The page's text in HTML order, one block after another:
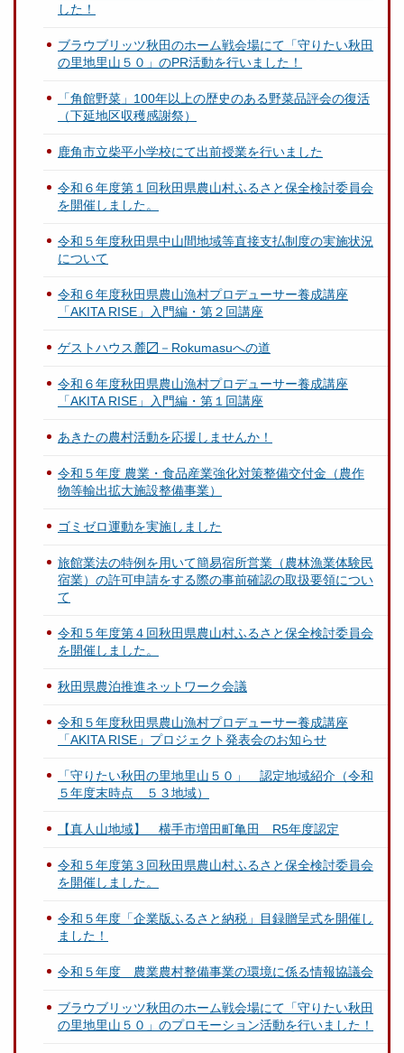
した！
ブラウブリッツ秋田のホーム戦会場にて「守りたい秋田
の里地里山５０」のPR活動を行いました！
「角館野菜」100年以上の歴史のある野菜品評会の復活
（下延地区収穫感謝祭）
鹿角市立柴平小学校にて出前授業を行いました
令和６年度第１回秋田県農山村ふるさと保全検討委員会
を開催しました。
令和５年度秋田県中山間地域等直接支払制度の実施状況
について
令和６年度秋田県農山漁村プロデューサー養成講座
「AKITA RISE」入門編・第２回講座
ゲストハウス麓〼－Rokumasuへの道
令和６年度秋田県農山漁村プロデューサー養成講座
「AKITA RISE」入門編・第１回講座
あきたの農村活動を応援しませんか！
令和５年度 農業・食品産業強化対策整備交付金（農作
物等輸出拡大施設整備事業）
ゴミゼロ運動を実施しました
旅館業法の特例を用いて簡易宿所営業（農林漁業体験民
宿業）の許可申請をする際の事前確認の取扱要領につい
て
令和５年度第４回秋田県農山村ふるさと保全検討委員会
を開催しました。
秋田県農泊推進ネットワーク会議
令和５年度秋田県農山漁村プロデューサー養成講座
「AKITA RISE」プロジェクト発表会のお知らせ
「守りたい秋田の里地里山５０」 認定地域紹介（令和
５年度末時点 ５３地域）
【真人山地域】 横手市増田町亀田 R5年度認定
令和５年度第３回秋田県農山村ふるさと保全検討委員会
を開催しました。
令和５年度「企業版ふるさと納税」目録贈呈式を開催し
ました！
令和５年度 農業農村整備事業の環境に係る情報協議会
ブラウブリッツ秋田のホーム戦会場にて「守りたい秋田
の里地里山５０」のプロモーション活動を行いました！